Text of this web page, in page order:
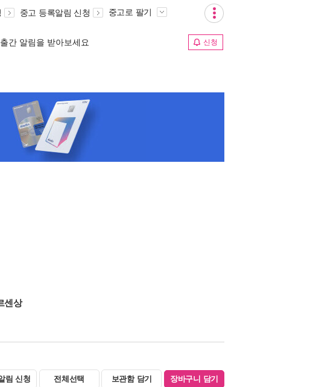
중고 등록알림 신청 중고로 팔기
간 알림을 받아보세요 신청
센상
림 신청 전체선택 보관함 담기 장바구니 담기